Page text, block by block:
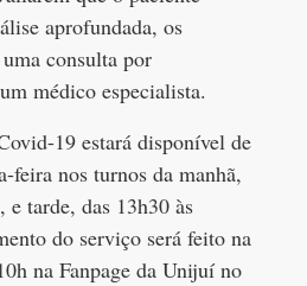
aprofundada, os
consulta por
médico especialista.
19 estará disponível de
feira nos turnos da manhã,
e tarde, das 13h30 às
do serviço será feito na
na Fanpage da Unijuí no